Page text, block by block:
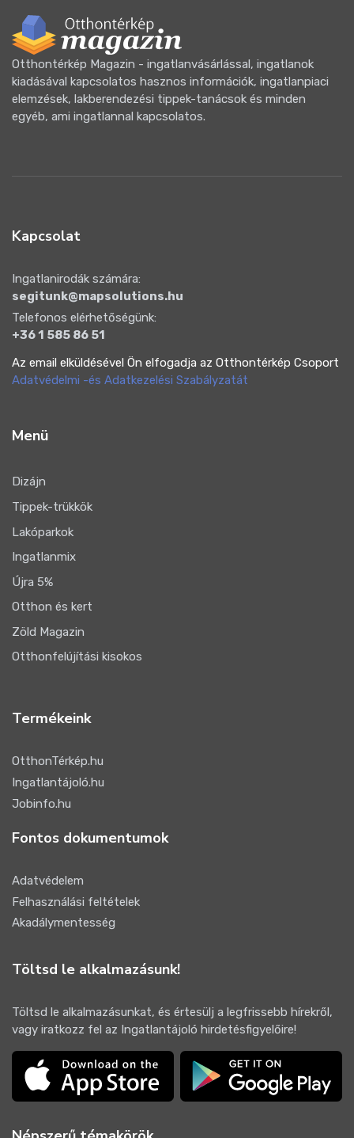
Otthontérkép Magazin - ingatlanvásárlással, ingatlanok
kiadásával kapcsolatos hasznos információk, ingatlanpiaci
elemzések, lakberendezési tippek-tanácsok és minden
egyéb, ami ingatlannal kapcsolatos.
Kapcsolat
Ingatlanirodák számára:
segitunk@mapsolutions.hu
Telefonos elérhetőségünk:
+36 1 585 86 51
Az email elküldésével Ön elfogadja az Otthontérkép Csoport
Adatvédelmi -és Adatkezelési Szabályzatát
Menü
Dizájn
Tippek-trükkök
Lakóparkok
Ingatlanmix
Újra 5%
Otthon és kert
Zöld Magazin
Otthonfelújítási kisokos
Termékeink
OtthonTérkép.hu
Ingatlantájoló.hu
Jobinfo.hu
Fontos dokumentumok
Adatvédelem
Felhasználási feltételek
Akadálymentesség
Töltsd le alkalmazásunk!
Töltsd le alkalmazásunkat, és értesülj a legfrissebb hírekről,
vagy iratkozz fel az Ingatlantájoló hirdetésfigyelőire!